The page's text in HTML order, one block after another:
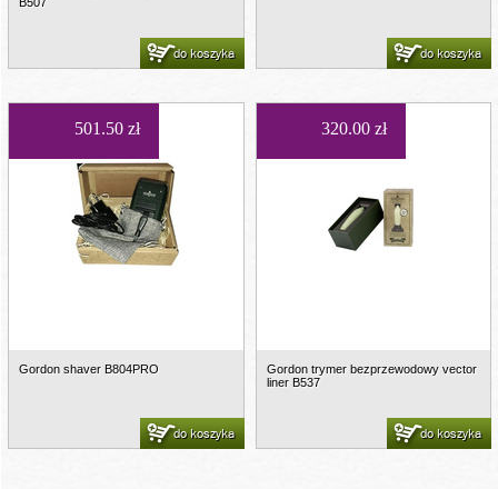
do koszyka do koszyka
501.50 zł
Gordon shaver B804PRO
do koszyka
320.00 zł
Gordon trymer bezprzewodowy vector
liner B537
do koszyka